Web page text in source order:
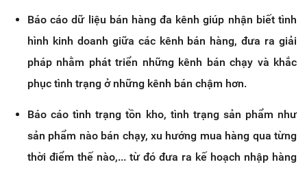
Báo cáo dữ liệu bán hàng đa kênh giúp nhận biết tình
hình kinh doanh giữa các kênh bán hàng, đưa ra giải
pháp nhằm phát triển những kênh bán chạy và khắc
phục tình trạng ở những kênh bán chậm hơn.
Báo cáo tình trạng tồn kho, tình trạng sản phẩm như
sản phẩm nào bán chạy, xu hướng mua hàng qua từng
thời điểm thế nào,... từ đó đưa ra kế hoạch nhập hàng